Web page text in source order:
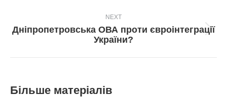
NEXT
Next
post:
Дніпропетровська ОВА проти євроінтеграції
України?
Більше матеріалів